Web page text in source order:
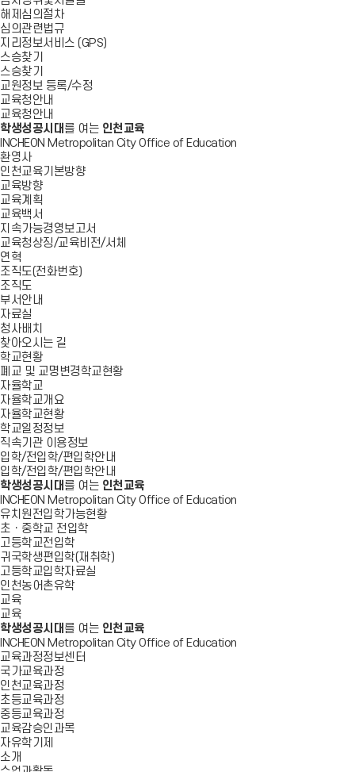
해제심의절차
심의관련법규
지리정보서비스 (GPS)
스승찾기
스승찾기
교원정보 등록/수정
교육청안내
교육청안내
학생성공시대 를 여는 인천교육
INCHEON Metropolitan City Office of Education
환영사
인천교육기본방향
교육방향
교육계획
교육백서
지속가능경영보고서
교육청상징/교육비전/서체
연혁
조직도(전화번호)
조직도
부서안내
자료실
청사배치
찾아오시는 길
학교현황
폐교 및 교명변경학교현황
자율학교
자율학교개요
자율학교현황
학교일정정보
직속기관 이용정보
입학/전입학/편입학안내
입학/전입학/편입학안내
학생성공시대 를 여는 인천교육
INCHEON Metropolitan City Office of Education
유치원전입학가능현황
초ㆍ중학교 전입학
고등학교전입학
귀국학생편입학(재취학)
고등학교입학자료실
인천농어촌유학
교육
교육
학생성공시대 를 여는 인천교육
INCHEON Metropolitan City Office of Education
교육과정정보센터
국가교육과정
인천교육과정
초등교육과정
중등교육과정
교육감승인과목
자유학기제
소개